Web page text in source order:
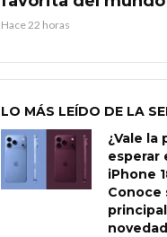
Hace 22 horas
LO MÁS LEÍDO DE LA
¿Vale la
esperar
iPhone
Conoce